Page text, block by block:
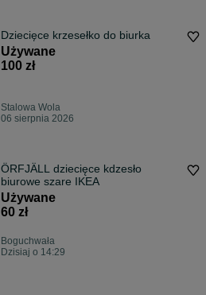
Dziecięce krzesełko do biurka
Używane
100 zł
Stalowa Wola
06 sierpnia 2026
ÖRFJÄLL dziecięce kdzesło
biurowe szare IKEA
Używane
60 zł
Boguchwała
Dzisiaj o 14:29